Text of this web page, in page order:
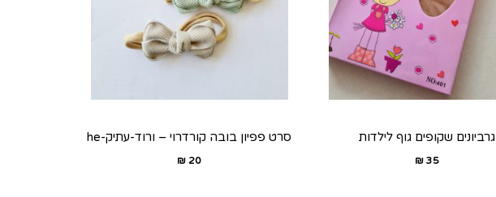
גרביונים שקופים גוף לילדות
35
₪
סרט פפיון בובה קורדרוי – ורוד-עתיק-he
20
₪